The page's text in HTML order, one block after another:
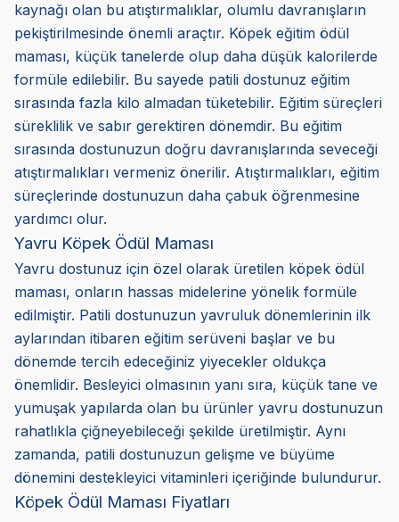
kaynağı olan bu atıştırmalıklar, olumlu davranışların
pekiştirilmesinde önemli araçtır. Köpek eğitim ödül
maması, küçük tanelerde olup daha düşük kalorilerde
formüle edilebilir. Bu sayede patili dostunuz eğitim
sırasında fazla kilo almadan tüketebilir. Eğitim süreçleri
süreklilik ve sabır gerektiren dönemdir. Bu eğitim
sırasında dostunuzun doğru davranışlarında seveceği
atıştırmalıkları vermeniz önerilir. Atıştırmalıkları, eğitim
süreçlerinde dostunuzun daha çabuk öğrenmesine
yardımcı olur.
Yavru Köpek Ödül Maması
Yavru dostunuz için özel olarak üretilen köpek ödül
maması, onların hassas midelerine yönelik formüle
edilmiştir. Patili dostunuzun yavruluk dönemlerinin ilk
aylarından itibaren eğitim serüveni başlar ve bu
dönemde tercih edeceğiniz yiyecekler oldukça
önemlidir. Besleyici olmasının yanı sıra, küçük tane ve
yumuşak yapılarda olan bu ürünler yavru dostunuzun
rahatlıkla çiğneyebileceği şekilde üretilmiştir. Aynı
zamanda, patili dostunuzun gelişme ve büyüme
dönemini destekleyici vitaminleri içeriğinde bulundurur.
Köpek Ödül Maması Fiyatları